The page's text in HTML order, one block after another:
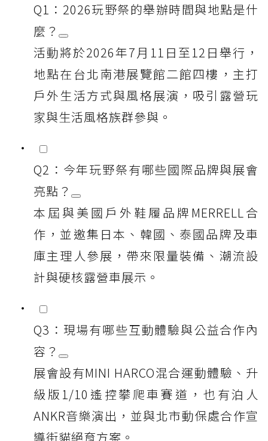
Q1：2026玩野祭的舉辦時間與地點是什
麼？
活動將於2026年7月11日至12日舉行，
地點在台北南港展覽館二館四樓，主打
戶外生活方式與風格展演，吸引露營玩
家與生活風格族群參與。
Q2：今年玩野祭有哪些國際品牌與展會
亮點？
本屆與美國戶外鞋履品牌MERRELL合
作，並邀集日本、韓國、泰國品牌及車
庫主理人參展，帶來限量裝備、潮流設
計與硬核露營車展示。
Q3：現場有哪些互動體驗與公益合作內
容？
展會設有MINI HARCO混合運動體驗、升
級版1/10遙控攀爬車賽道，也有泊人
ANKR音樂演出，並與北市動保處合作宣
導街貓絕育方案。